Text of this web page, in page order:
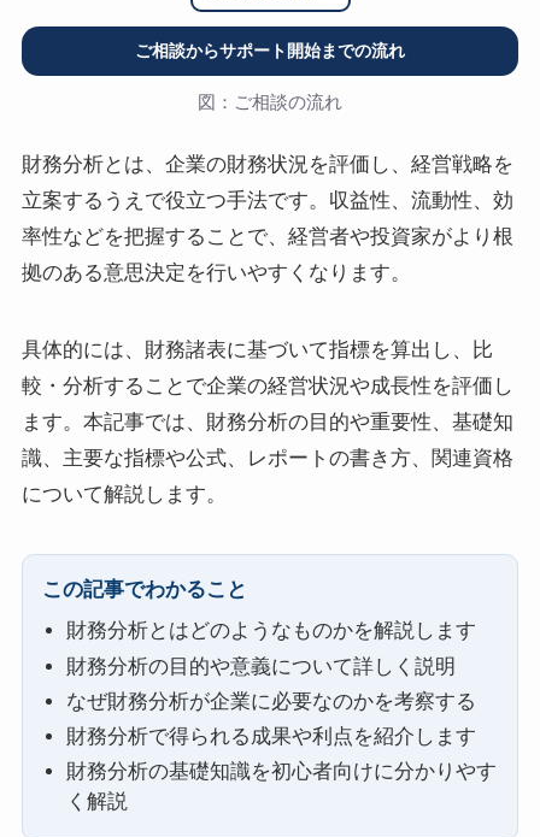
ご相談からサポート開始までの流れ
図：ご相談の流れ
財務分析とは、企業の財務状況を評価し、経営戦略を
立案するうえで役立つ手法です。収益性、流動性、効
率性などを把握することで、経営者や投資家がより根
拠のある意思決定を行いやすくなります。
具体的には、財務諸表に基づいて指標を算出し、比
較・分析することで企業の経営状況や成長性を評価し
ます。本記事では、財務分析の目的や重要性、基礎知
識、主要な指標や公式、レポートの書き方、関連資格
について解説します。
この記事でわかること
財務分析とはどのようなものかを解説します
財務分析の目的や意義について詳しく説明
なぜ財務分析が企業に必要なのかを考察する
財務分析で得られる成果や利点を紹介します
財務分析の基礎知識を初心者向けに分かりやす
く解説